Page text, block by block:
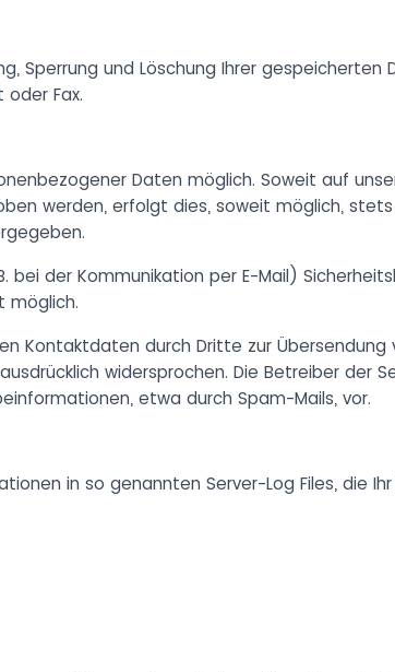
Sperrung und Löschung Ihrer
Fax.
Daten möglich. Soweit auf
werden, erfolgt dies, soweit möglich, stets
der Kommunikation per E-Mail)
möglich.
Kontaktdaten durch Dritte zur Übersendung
widersprochen. Die Betreiber der
etwa durch Spam-Mails, vor.
in so genannten Server-Log Files, die